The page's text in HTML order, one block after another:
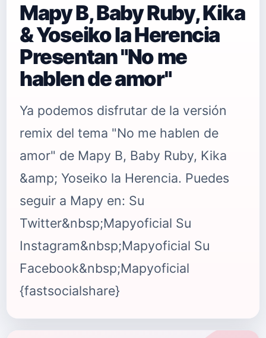
Mapy B, Baby Ruby, Kika
& Yoseiko la Herencia
Presentan "No me
hablen de amor"
Ya podemos disfrutar de la versión
remix del tema "No me hablen de
amor" de Mapy B, Baby Ruby, Kika
&amp; Yoseiko la Herencia. Puedes
seguir a Mapy en: Su
Twitter&nbsp;Mapyoficial Su
Instagram&nbsp;Mapyoficial Su
Facebook&nbsp;Mapyoficial
{fastsocialshare}